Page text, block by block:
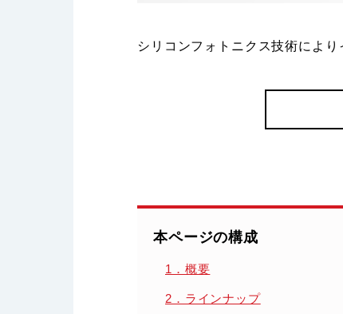
シリコンフォトニクス技術によ
本ページの構成
1．概要
2．ラインナップ